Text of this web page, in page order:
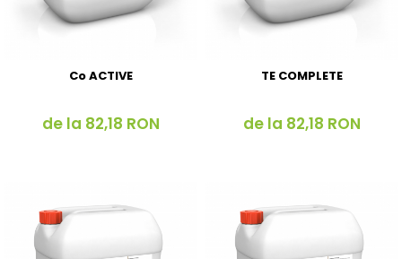
Co ACTIVE
de la 82,18 RON
TE COMPLETE
de la 82,18 RON